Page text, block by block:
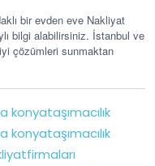
bir evden eve Nakliyat
bilgi alabilirsiniz. İstanbul ve
çözümleri sunmaktan
konyataşımacılık
konyataşımacılık